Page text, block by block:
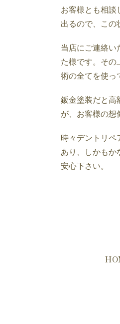
お客様とも相談
出るので、この
当店にご連絡い
た様です。その
術の全てを使っ
鈑金塗装だと高
が、お客様の想
時々デントリペ
あり、しかもか
安心下さい。